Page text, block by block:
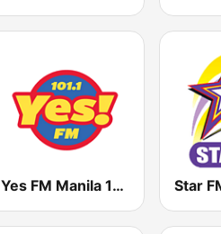
Yes FM Manila 101.1 Star